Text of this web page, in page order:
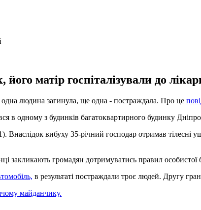
матір госпіталізували до
людина загинула, ще одна - постраждала. Про це
в одному з будинків багатоквартирного будинку
вибуху 35-річний господар отримав тілесні
закликають громадян дотримуватись правил особистої
в результаті постраждали троє людей. Другу
майданчику.